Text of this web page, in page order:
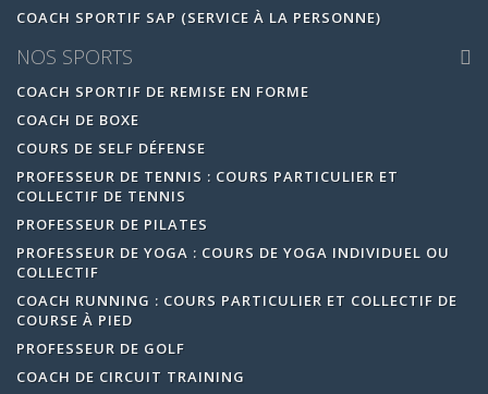
COACH SPORTIF SAP (SERVICE À LA PERSONNE)
NOS SPORTS
COACH SPORTIF DE REMISE EN FORME
COACH DE BOXE
COURS DE SELF DÉFENSE
PROFESSEUR DE TENNIS : COURS PARTICULIER ET
COLLECTIF DE TENNIS
PROFESSEUR DE PILATES
PROFESSEUR DE YOGA : COURS DE YOGA INDIVIDUEL OU
COLLECTIF
COACH RUNNING : COURS PARTICULIER ET COLLECTIF DE
COURSE À PIED
PROFESSEUR DE GOLF
COACH DE CIRCUIT TRAINING